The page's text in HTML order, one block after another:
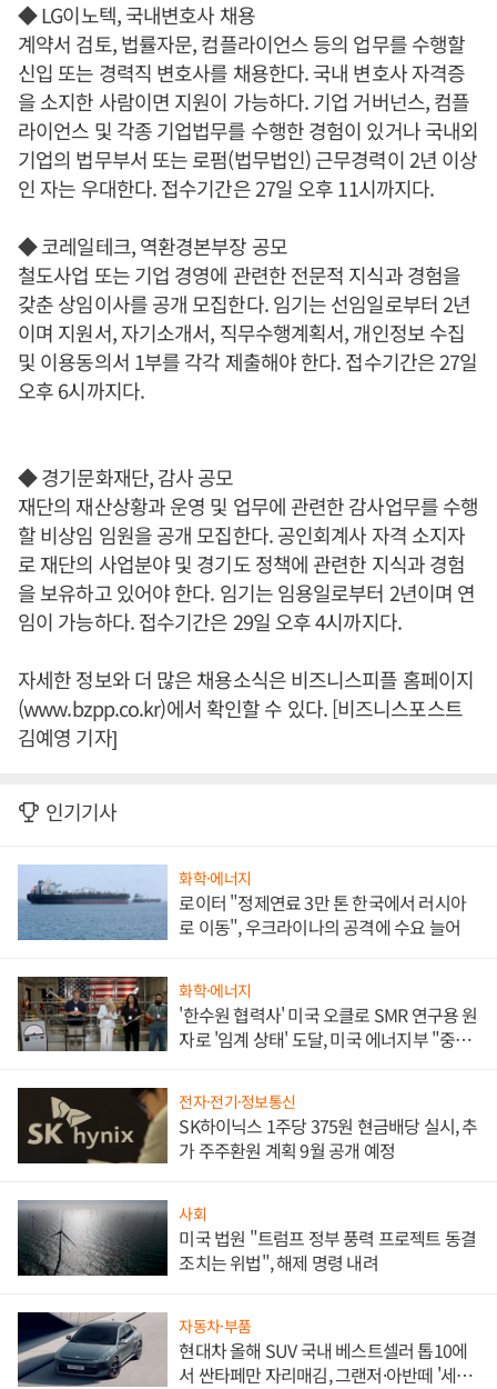
◆ LG이노텍, 국내변호사 채용
계약서 검토, 법률자문, 컴플라이언스 등의 업무를 수행할
신입 또는 경력직 변호사를 채용한다. 국내 변호사 자격증
을 소지한 사람이면 지원이 가능하다. 기업 거버넌스, 컴플
라이언스 및 각종 기업법무를 수행한 경험이 있거나 국내외
기업의 법무부서 또는 로펌(법무법인) 근무경력이 2년 이상
인 자는 우대한다. 접수기간은 27일 오후 11시까지다.
◆ 코레일테크, 역환경본부장 공모
철도사업 또는 기업 경영에 관련한 전문적 지식과 경험을
갖춘 상임이사를 공개 모집한다. 임기는 선임일로부터 2년
이며 지원서, 자기소개서, 직무수행계획서, 개인정보 수집
및 이용동의서 1부를 각각 제출해야 한다. 접수기간은 27일
오후 6시까지다.
◆ 경기문화재단, 감사 공모
재단의 재산상황과 운영 및 업무에 관련한 감사업무를 수행
할 비상임 임원을 공개 모집한다. 공인회계사 자격 소지자
로 재단의 사업분야 및 경기도 정책에 관련한 지식과 경험
을 보유하고 있어야 한다. 임기는 임용일로부터 2년이며 연
임이 가능하다. 접수기간은 29일 오후 4시까지다.
자세한 정보와 더 많은 채용소식은 비즈니스피플 홈페이지
(www.bzpp.co.kr)에서 확인할 수 있다. [비즈니스포스트
김예영 기자]
인기기사
화학·에너지
로이터 "정제연료 3만 톤 한국에서 러시아
로 이동", 우크라이나의 공격에 수요 늘어
화학·에너지
'한수원 협력사' 미국 오클로 SMR 연구용 원
자로 '임계 상태' 도달, 미국 에너지부 "중요
전자·전기·정보통신
SK하이닉스 1주당 375원 현금배당 실시, 추
가 주주환원 계획 9월 공개 예정
사회
미국 법원 "트럼프 정부 풍력 프로젝트 동결
조치는 위법", 해제 명령 내려
자동차·부품
현대차 올해 SUV 국내 베스트셀러 톱10에
서 싼타페만 자리매김, 그랜저·아반떼 '세단